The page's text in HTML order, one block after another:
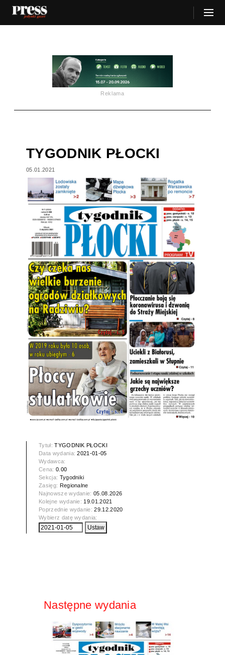
Reklama
TYGODNIK PŁOCKI
05.01.2021
Tytuł:TYGODNIK PŁOCKI
Data wydania:2021-01-05
Wydawca:
Cena: 0.00
Sekcja: Tygodniki
Zasięg: Regionalne
Najnowsze wydanie:05.08.2026
Kolejne wydanie: 19.01.2021
Poprzednie wydanie:29.12.2020
Wybierz datę wydania:
Następne wydania